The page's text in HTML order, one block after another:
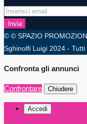
Invia
© © SPAZIO
Sghinolfi Luigi 2024 -
Confronta gli annunci
Confrontare Chiudere
Accedi